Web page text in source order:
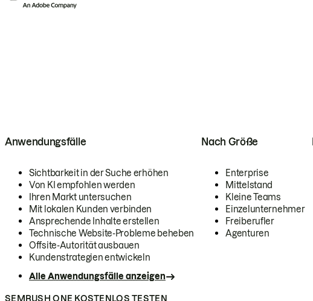
Anwendungsfälle
Sichtbarkeit in der Suche erhöhen
Von KI empfohlen werden
Ihren Markt untersuchen
Mit lokalen Kunden verbinden
Ansprechende Inhalte erstellen
Technische Website-Probleme beheben
Offsite-Autorität ausbauen
Kundenstrategien entwickeln
Alle Anwendungsfälle anzeigen
Nach Größe
Enterprise
Mittelstand
Kleine Teams
Einzelunternehmer
Freiberufler
Agenturen
SEMRUSH ONE KOSTENLOS TESTEN